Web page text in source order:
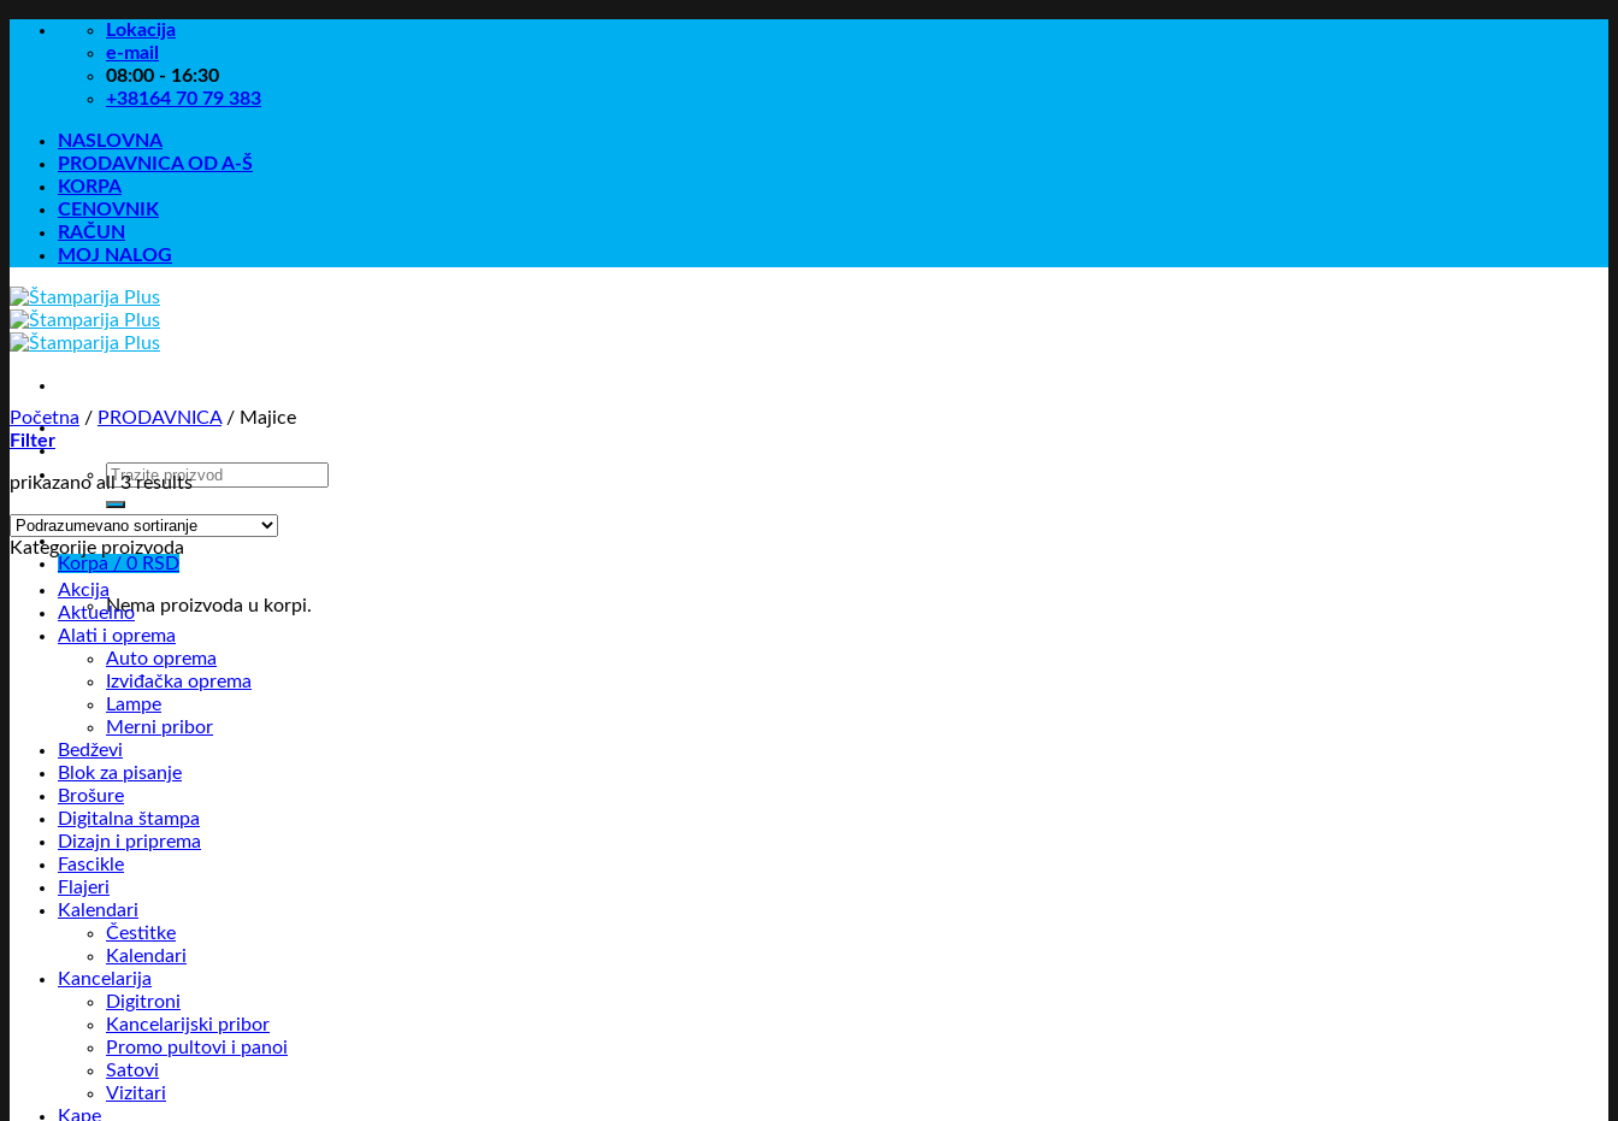
Skip
Lokacija
e-mail
08:00 - 16:30
+38164 70 79 383
NASLOVNA
PRODAVNICA OD A-Š
KORPA
CENOVNIK
RAČUN
MOJ NALOG
Pretraga
za:
Korpa / 0 RSD
Nema proizvoda u korpi.
Početna / PRODAVNICA / Majice
Filter
prikazano all 3 results
Kategorije proizvoda
Akcija
Aktuelno
Alati i oprema
Auto oprema
Izviđačka oprema
Lampe
Merni pribor
Bedževi
Blok za pisanje
Brošure
Digitalna štampa
Dizajn i priprema
Fascikle
Flajeri
Kalendari
Čestitke
Kalendari
Kancelarija
Digitroni
Kancelarijski pribor
Promo pultovi i panoi
Satovi
Vizitari
Kape